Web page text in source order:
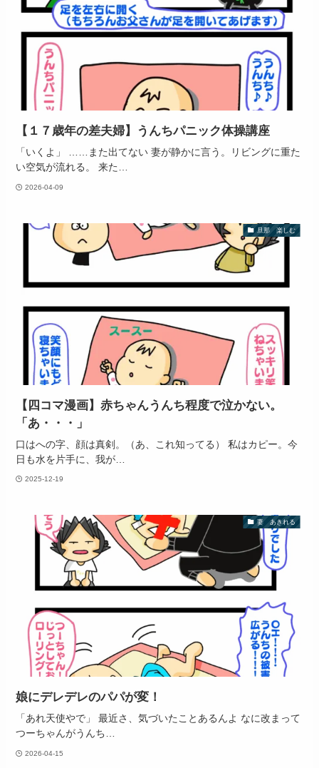
【１７歳年の差夫婦】うんちパニック体操講座
「いくよ」 ……また出てない 妻が静かに言う。リビングに重た
い空気が流れる。 来た…
2026-04-09
旦那 楽しむ
【四コマ漫画】赤ちゃんうんち程度で泣かない。
「あ・・・」
口はへの字、顔は真剣。（あ、これ知ってる） 私はカピー。今
日も水を片手に、我が…
2025-12-19
妻 あきれる
娘にデレデレのパパが変！
「あれ天使やで」 最近さ、気づいたことあるんよ なに改まって
つーちゃんがうんち…
2026-04-15